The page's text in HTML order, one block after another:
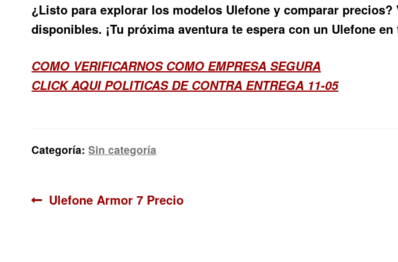
¿Listo para explorar los modelos Ulefone y comparar
disponibles. ¡Tu próxima aventura te espera con un Ulefone
COMO VERIFICARNOS COMO EMPRESA SEGURA
CLICK AQUI POLITICAS DE CONTRA ENTREGA 11-05
Categoría:Sin categoría
Navegación
Anterior:
Ulefone Armor 7 Precio